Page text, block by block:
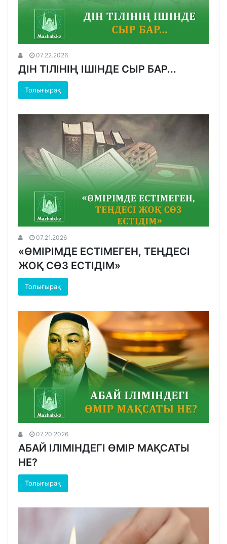
07.22.2026
ДІН ТІЛІНІҢ ІШІНДЕ СЫР БАР...
Толығырақ
07.21.2026
«ӨМІРІМДЕ ЕСТІМЕГЕН, ТЕҢДЕСІ
ЖОҚ СӨЗ ЕСТІДІМ»
Толығырақ
07.20.2026
АБАЙ ІЛІМІНДЕГІ ӨМІР МАҚСАТЫ
НЕ?
Толығырақ